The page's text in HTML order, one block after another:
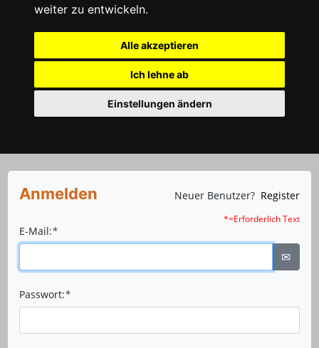
weiter zu entwickeln.
Alle akzeptieren
Ich lehne ab
Einstellungen ändern
Anmelden Register
Neuer Benutzer?
*=Erforderlich Text
E-Mail:*
✉
Passwort:*